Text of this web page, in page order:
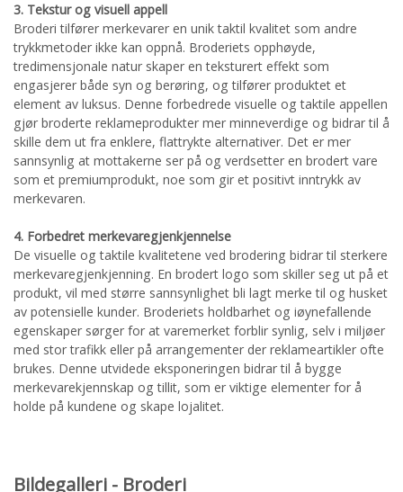
3. Tekstur og visuell appell
Broderi tilfører merkevarer en unik taktil kvalitet som andre
trykkmetoder ikke kan oppnå. Broderiets opphøyde,
tredimensjonale natur skaper en teksturert effekt som
engasjerer både syn og berøring, og tilfører produktet et
element av luksus. Denne forbedrede visuelle og taktile appellen
gjør broderte reklameprodukter mer minneverdige og bidrar til å
skille dem ut fra enklere, flattrykte alternativer. Det er mer
sannsynlig at mottakerne ser på og verdsetter en brodert vare
som et premiumprodukt, noe som gir et positivt inntrykk av
merkevaren.
4. Forbedret merkevaregjenkjennelse
De visuelle og taktile kvalitetene ved brodering bidrar til sterkere
merkevaregjenkjenning. En brodert logo som skiller seg ut på et
produkt, vil med større sannsynlighet bli lagt merke til og husket
av potensielle kunder. Broderiets holdbarhet og iøynefallende
egenskaper sørger for at varemerket forblir synlig, selv i miljøer
med stor trafikk eller på arrangementer der reklameartikler ofte
brukes. Denne utvidede eksponeringen bidrar til å bygge
merkevarekjennskap og tillit, som er viktige elementer for å
holde på kundene og skape lojalitet.
Bildegalleri - Broderi